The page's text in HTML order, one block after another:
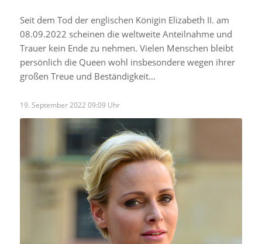
Seit dem Tod der englischen Königin Elizabeth II. am
08.09.2022 scheinen die weltweite Anteilnahme und
Trauer kein Ende zu nehmen. Vielen Menschen bleibt
persönlich die Queen wohl insbesondere wegen ihrer
großen Treue und Beständigkeit…
19. September 2022 09:09 Uhr